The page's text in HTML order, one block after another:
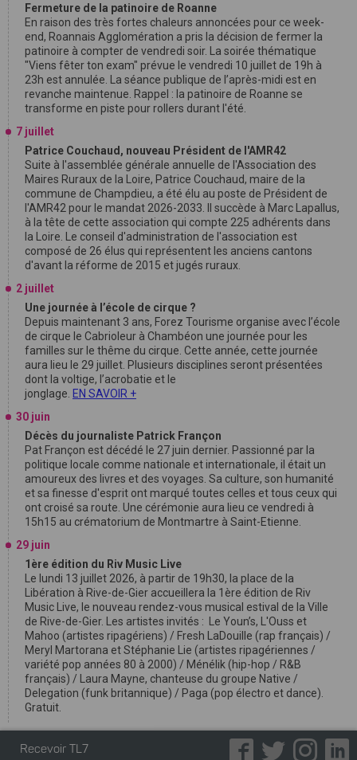
Fermeture de la patinoire de Roanne
En raison des très fortes chaleurs annoncées pour ce week-
end, Roannais Agglomération a pris la décision de fermer la
patinoire à compter de vendredi soir. La soirée thématique
"Viens fêter ton exam" prévue le vendredi 10 juillet de 19h à
23h est annulée. La séance publique de l’après-midi est en
revanche maintenue. Rappel : la patinoire de Roanne se
transforme en piste pour rollers durant l'été.
7 juillet
Patrice Couchaud, nouveau Président de l'AMR42
Suite à l'assemblée générale annuelle de l'Association des
Maires Ruraux de la Loire, Patrice Couchaud, maire de la
commune de Champdieu, a été élu au poste de Président de
l'AMR42 pour le mandat 2026-2033. Il succède à Marc Lapallus,
à la tête de cette association qui compte 225 adhérents dans
la Loire. Le conseil d'administration de l'association est
composé de 26 élus qui représentent les anciens cantons
d'avant la réforme de 2015 et jugés ruraux.
2 juillet
Une journée à l’école de cirque ?
Depuis maintenant 3 ans, Forez Tourisme organise avec l’école
de cirque le Cabrioleur à Chambéon une journée pour les
familles sur le thême du cirque. Cette année, cette journée
aura lieu le 29 juillet. Plusieurs disciplines seront présentées
dont la voltige, l’acrobatie et le
jonglage. EN SAVOIR +
30 juin
Décès du journaliste Patrick Françon
Pat Françon est décédé le 27 juin dernier. Passionné par la
politique locale comme nationale et internationale, il était un
amoureux des livres et des voyages. Sa culture, son humanité
et sa finesse d'esprit ont marqué toutes celles et tous ceux qui
ont croisé sa route. Une cérémonie aura lieu ce vendredi à
15h15 au crématorium de Montmartre à Saint-Etienne.
29 juin
1ère édition du Riv Music Live
Le lundi 13 juillet 2026, à partir de 19h30, la place de la
Libération à Rive-de-Gier accueillera la 1ère édition de Riv
Music Live, le nouveau rendez-vous musical estival de la Ville
de Rive-de-Gier. Les artistes invités : Le Youn’s, L'Ouss et
Mahoo (artistes ripagériens) / Fresh LaDouille (rap français) /
Meryl Martorana et Stéphanie Lie (artistes ripagériennes /
variété pop années 80 à 2000) / Ménélik (hip-hop / R&B
français) / Laura Mayne, chanteuse du groupe Native /
Delegation (funk britannique) / Paga (pop électro et dance).
Gratuit.
Recevoir TL7